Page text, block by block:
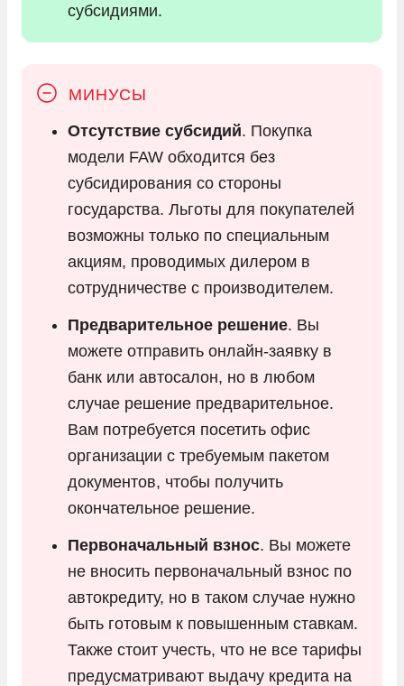
субсидиями.
Отсутствие субсидий. Покупка
модели FAW обходится без
субсидирования со стороны
государства. Льготы для покупателей
возможны только по специальным
акциям, проводимых дилером в
сотрудничестве с производителем.
Предварительное решение. Вы
можете отправить онлайн-заявку в
банк или автосалон, но в любом
случае решение предварительное.
Вам потребуется посетить офис
организации с требуемым пакетом
документов, чтобы получить
окончательное решение.
Первоначальный взнос. Вы можете
не вносить первоначальный взнос по
автокредиту, но в таком случае нужно
быть готовым к повышенным ставкам.
Также стоит учесть, что не все тарифы
предусматривают выдачу кредита на